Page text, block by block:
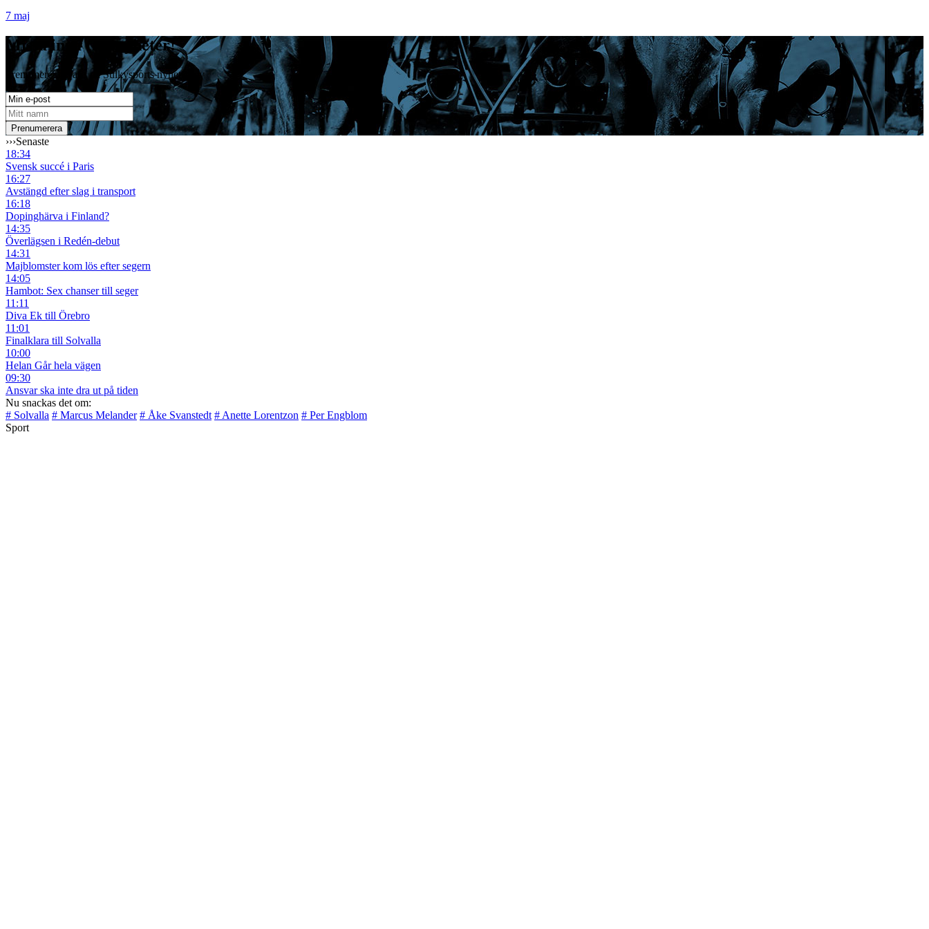
7 maj
Missa inga travnyheter!
Prenumerera gratis på Sulkysports nyhetsbrev
›››Senaste
18:34
Svensk succé i Paris
16:27
Avstängd efter slag i transport
16:18
Dopinghärva i Finland?
14:35
Överlägsen i Redén-debut
14:31
Majblomster kom lös efter segern
14:05
Hambot: Sex chanser till seger
11:11
Diva Ek till Örebro
11:01
Finalklara till Solvalla
10:00
Helan Går hela vägen
09:30
Ansvar ska inte dra ut på tiden
Nu snackas det om:
# Solvalla # Marcus Melander # Åke Svanstedt # Anette Lorentzon # Per Engblom
Sport